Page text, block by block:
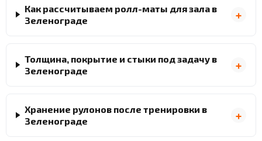
Как рассчитываем ролл-маты для зала в
Зеленограде
Толщина, покрытие и стыки под задачу в
Зеленограде
Хранение рулонов после тренировки в
Зеленограде